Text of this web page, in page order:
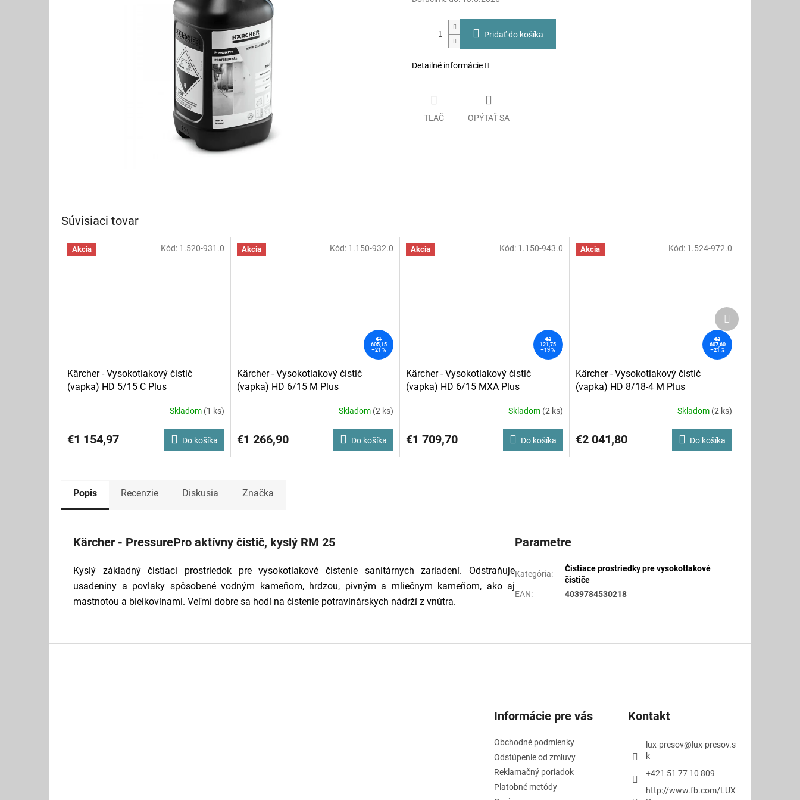
Pridať do košíka
Detailné informácie
TLAČ OPÝTAŤ SA
Súvisiaci tovar
Akcia
Kärcher - Vysokotlakový čistič
(vapka) HD 5/15 C Plus
Skladom (1 ks)
€1 154,97 Do košíka
Kód: 1.520-931.0 Akcia
€1
605,15
–21 %
Kärcher - Vysokotlakový čistič
(vapka) HD 6/15 M Plus
Skladom (2 ks)
€1 266,90 Do košíka
Kód: 1.150-932.0 Akcia
€2
121,75
–19 %
Kärcher - Vysokotlakový čistič
(vapka) HD 6/15 MXA Plus
Skladom (2 ks)
€1 709,70 Do košíka
Kód: 1.150-943.0 Akcia
€2
607,60
–21 %
Kärcher - Vysokotlakový čistič
(vapka) HD 8/18-4 M Plus
Skladom (2 ks)
€2 041,80 Do košíka
Kód: 1.524-972.0
Ďalší
produkt
Popis Recenzie Diskusia Značka
Kärcher - PressurePro aktívny čistič, kyslý RM 25
Kyslý základný čistiaci prostriedok pre vysokotlakové čistenie sanitárnych zariadení. Odstraňuje
usadeniny a povlaky spôsobené vodným kameňom, hrdzou, pivným a mliečnym kameňom, ako aj
mastnotou a bielkovinami. Veľmi dobre sa hodí na čistenie potravinárskych nádrží z vnútra.
Parametre
Kategória:
Čistiace prostriedky pre vysokotlakové
čističe
EAN: 4039784530218
Informácie pre vás
Obchodné podmienky
Odstúpenie od zmluvy
Reklamačný poriadok
Platobné metódy
Kontakt
lux-presov@lux-presov.s
k
+421 51 77 10 809
http://www.fb.com/LUX